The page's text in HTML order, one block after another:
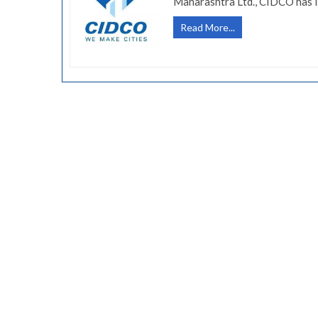
Read More...
Jobs-
महामंडळात